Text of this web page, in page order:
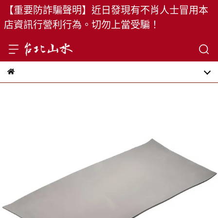
【重要防詐騙聲明】近日發現有不肖人士冒用本
店資訊行營利行為。切勿上當受騙！